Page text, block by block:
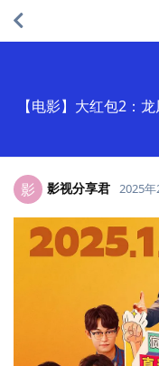
【电影】大红包2：
影 影视分享君 2025年